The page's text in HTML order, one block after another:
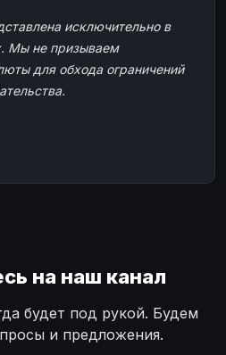
исключительно в
Мы не призываем
для обхода ограничений
на наш канал
будет под рукой. Будем
и предложения.